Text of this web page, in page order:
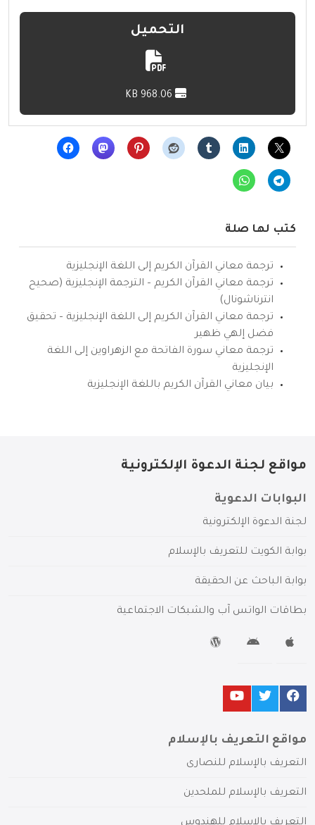
التحميل
كتب لها صلة
ترجمة معاني القرآن الكريم إلى اللغة الإنجليزية
ترجمة معاني القرآن الكريم – الترجمة الإنجليزية (صحيح
انترناشونال)
ترجمة معاني القرآن الكريم إلى اللغة الإنجليزية – تحقيق
فضل إلهي ظهير
ترجمة معاني سورة الفاتحة مع الزهراوين إلى اللغة
الإنجليزية
بيان معاني القرآن الكريم باللغة الإنجليزية
مواقع لجنة الدعوة الإلكترونية
البوابات الدعوية
لجنة الدعوة الإلكترونية
بوابة الكويت للتعريف بالإسلام
بوابة الباحث عن الحقيقة
بطاقات الواتس آب والشبكات الاجتماعية
مواقع التعريف بالإسلام
التعريف بالإسلام للنصارى
التعريف بالإسلام للملحدين